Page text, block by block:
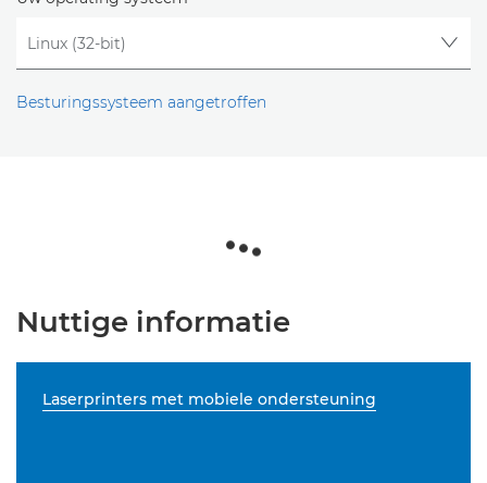
Besturingssysteem aangetroffen
Nuttige informatie
Laserprinters met mobiele ondersteuning